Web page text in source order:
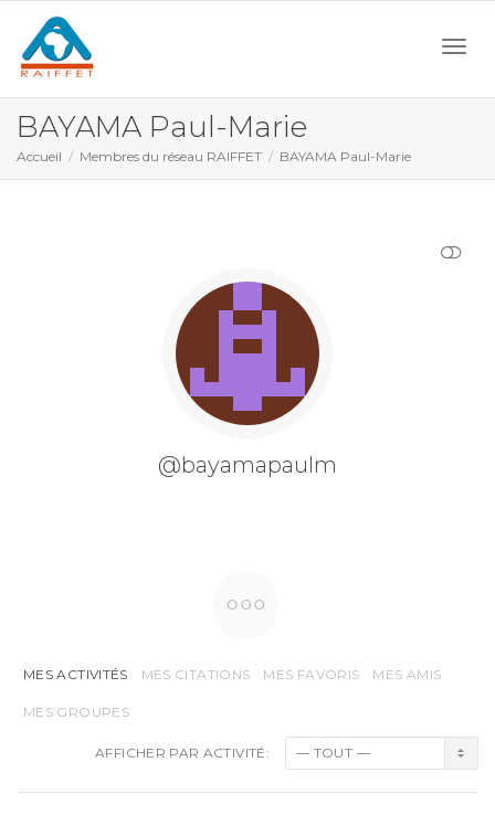
BAYAMA Paul-Marie
Accueil Membres du réseau RAIFFET BAYAMA Paul-Marie
@bayamapaulm
MES ACTIVITÉS MES CITATIONS MES FAVORIS MES AMIS
MES GROUPES
AFFICHER PAR ACTIVITÉ: